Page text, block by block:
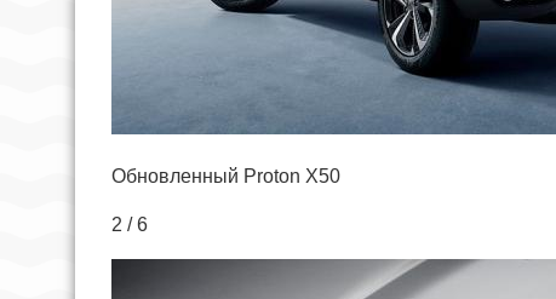
Обновленный Proton X50
2 / 6